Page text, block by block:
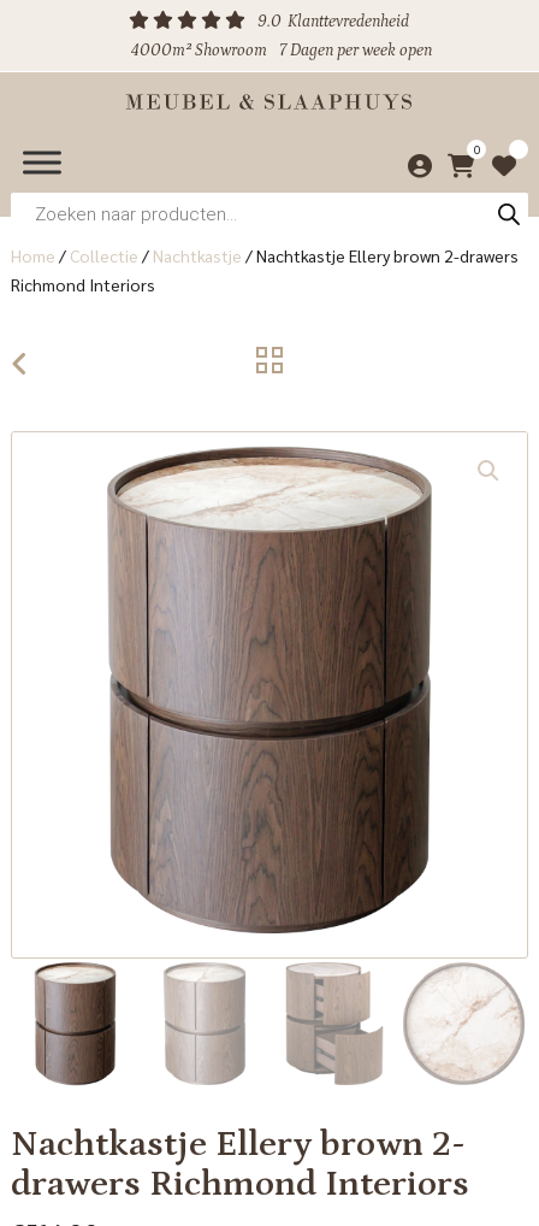
9.0 Klanttevredenheid
4000m² Showroom
7 Dagen per week open
0
Producten
zoeken
Home / Collectie / Nachtkastje /Nachtkastje Ellery brown 2-drawers
Richmond Interiors
Nachtkastje Ellery brown 2-
drawers Richmond Interiors